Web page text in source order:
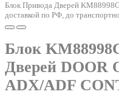
Блок Привода Дверей
доставкой по РФ, до
Блок
Дверей DOOR
ADX/ADF